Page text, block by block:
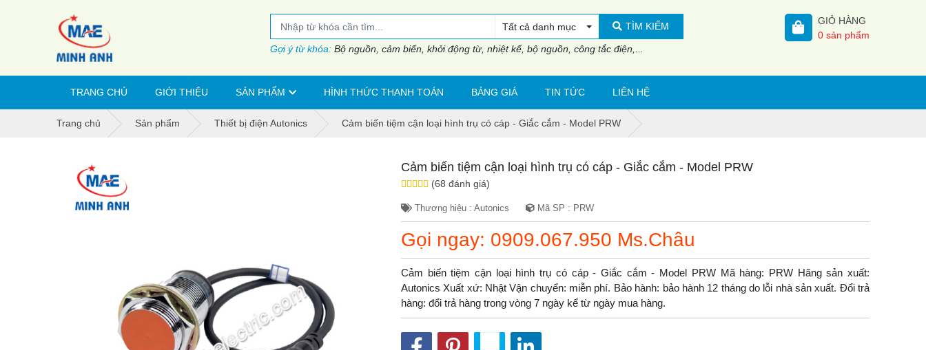
Tất cả danh mục TÌM KIẾM
Gợi ý từ khóa: Bộ nguồn, cảm biến, khởi động từ, nhiệt kế, bộ nguồn, công tắc điện,...
GIỎ HÀNG
0 sản phẩm
TRANG CHỦ GIỚI THIỆU SẢN PHẨM HÌNH THỨC THANH TOÁN BẢNG GIÁ TIN TỨC LIÊN HỆ
Trang chủ Sản phẩm Thiết bị điện Autonics Cảm biến tiệm cận loại hình trụ có cáp - Giắc cắm - Model PRW
Cảm biến tiệm cận loại hình trụ có cáp - Giắc cắm - Model PRW
(68 đánh giá)
Thương hiệu : Autonics Mã SP : PRW
Gọi ngay: 0909.067.950 Ms.Châu
Cảm biến tiệm cận loại hình trụ có cáp - Giắc cắm - Model PRW Mã hàng: PRW Hãng sản xuất:
Autonics Xuất xứ: Nhật Vận chuyển: miễn phí. Bảo hành: bảo hành 12 tháng do lỗi nhà sản xuất. Đổi trả
hàng: đổi trả hàng trong vòng 7 ngày kể từ ngày mua hàng.